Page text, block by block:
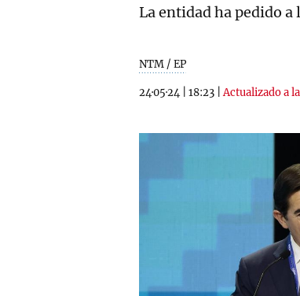
La entidad ha pedido
NTM / EP
24·05·24 18:23 |Actualizado a